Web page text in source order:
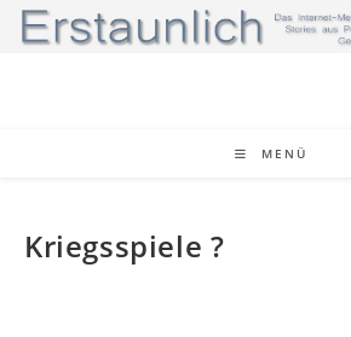
Zum
Inhalt
MENÜ
Kriegsspiele ?